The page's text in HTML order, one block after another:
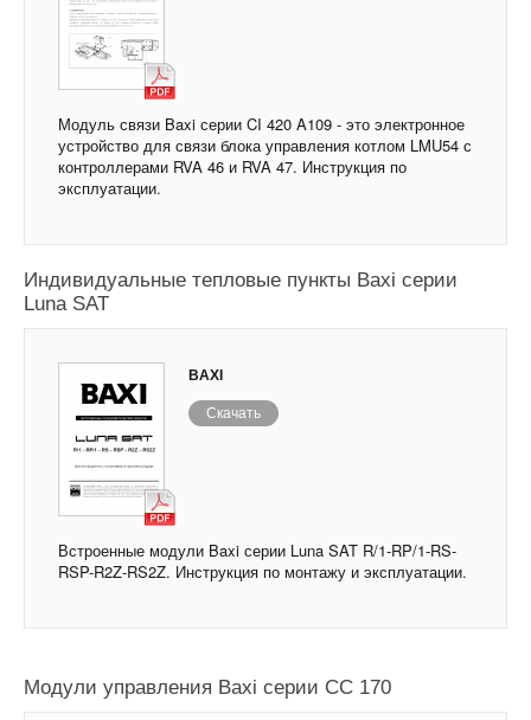
Модуль связи Baxi серии CI 420 A109 - это электронное
устройство для связи блока управления котлом LMU54 с
контроллерами RVA 46 и RVA 47. Инструкция по
эксплуатации.
Индивидуальные тепловые пункты Baxi серии
Luna SAT
BAXI
Скачать
Встроенные модули Baxi серии Luna SAT R/1-RP/1-RS-
RSP-R2Z-RS2Z. Инструкция по монтажу и эксплуатации.
Модули управления Baxi серии СС 170